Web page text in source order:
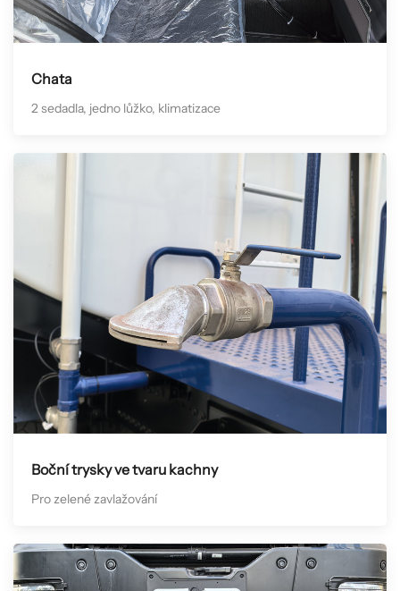
Chata
2 sedadla, jedno lůžko, klimatizace
Boční trysky ve tvaru kachny
Pro zelené zavlažování